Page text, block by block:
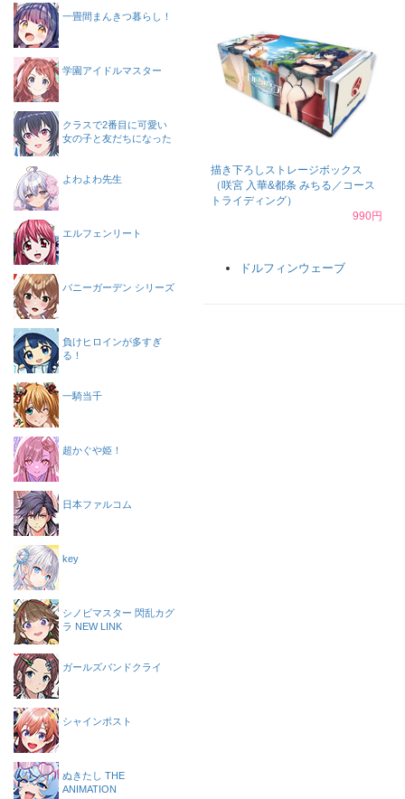
描き下ろしストレージボックス
（咲宮 入華&都条 みちる／コース
トライディング）
990円
ドルフィンウェーブ
一畳間まんきつ暮らし！
学園アイドルマスター
クラスで2番目に可愛い
女の子と友だちになった
よわよわ先生
エルフェンリート
バニーガーデン シリーズ
負けヒロインが多すぎ
る！
一騎当千
超かぐや姫！
日本ファルコム
key
シノビマスター 閃乱カグ
ラ NEW LINK
ガールズバンドクライ
シャインポスト
ぬきたし THE
ANIMATION